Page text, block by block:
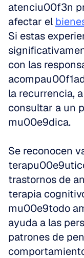
atenciu00f3n
afectar el
Si estas
con las
la recurrencia,
consultar a un
mu00e9dica.
Se reconocen
trastornos de
terapia
mu00e9todo
ayuda a las
patrones de